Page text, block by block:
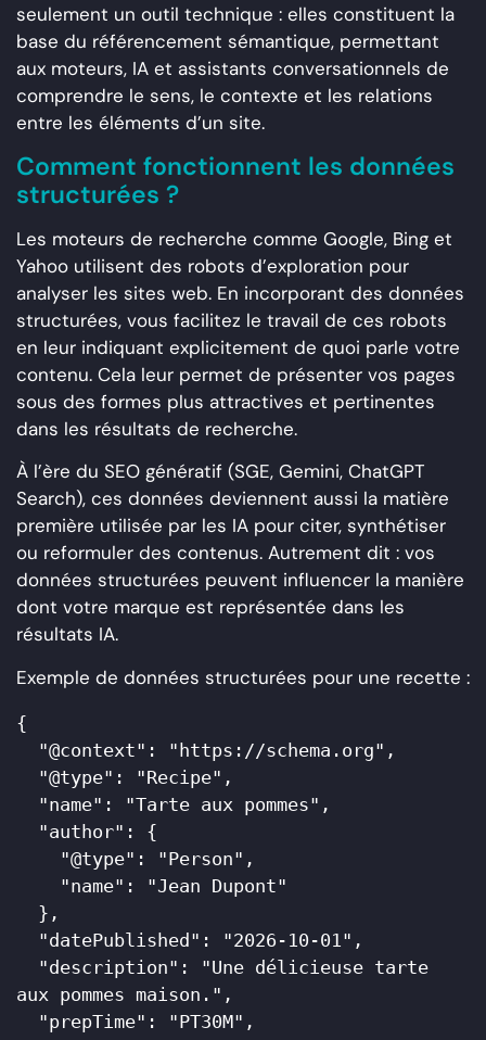
seulement un outil technique : elles constituent la
base du référencement sémantique, permettant
aux moteurs, IA et assistants conversationnels de
comprendre le sens, le contexte et les relations
entre les éléments d’un site.
Comment fonctionnent les données
structurées ?
Les moteurs de recherche comme Google, Bing et
Yahoo utilisent des robots d’exploration pour
analyser les sites web. En incorporant des données
structurées, vous facilitez le travail de ces robots
en leur indiquant explicitement de quoi parle votre
contenu. Cela leur permet de présenter vos pages
sous des formes plus attractives et pertinentes
dans les résultats de recherche.
À l’ère du SEO génératif (SGE, Gemini, ChatGPT
Search), ces données deviennent aussi la matière
première utilisée par les IA pour citer, synthétiser
ou reformuler des contenus. Autrement dit : vos
données structurées peuvent influencer la manière
dont votre marque est représentée dans les
résultats IA.
Exemple de données structurées pour une recette :
{
aux pommes maison.",